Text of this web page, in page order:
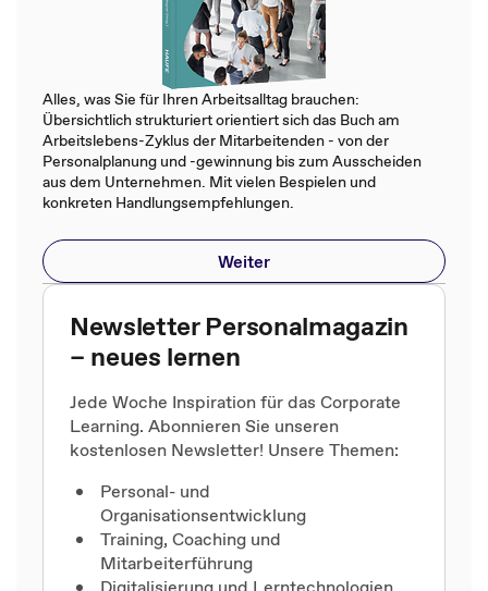
Alles, was Sie für Ihren Arbeitsalltag brauchen:
Übersichtlich strukturiert orientiert sich das Buch am
Arbeitslebens-Zyklus der Mitarbeitenden - von der
Personalplanung und -gewinnung bis zum Ausscheiden
aus dem Unternehmen. Mit vielen Bespielen und
konkreten Handlungsempfehlungen.
Weiter
Newsletter Personalmagazin
– neues lernen
Jede Woche Inspiration für das Corporate
Learning. Abonnieren Sie unseren
kostenlosen Newsletter! Unsere Themen:
Personal- und
Organisationsentwicklung
Training, Coaching und
Mitarbeiterführung